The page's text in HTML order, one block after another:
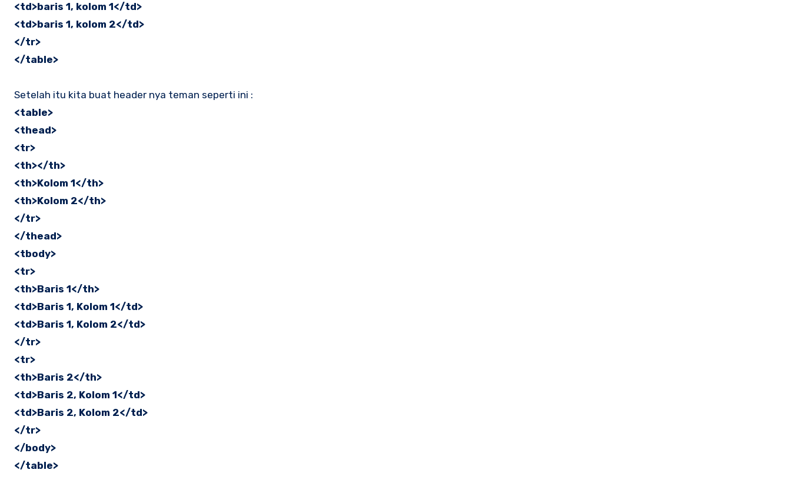
<td>baris 1, kolom 1</td>
<td>baris 1, kolom 2</td>
</tr>
</table>
Setelah itu kita buat header nya teman seperti ini :
<table>
<thead>
<tr>
<th></th>
<th>Kolom 1</th>
<th>Kolom 2</th>
</tr>
</thead>
<tbody>
<tr>
<th>Baris 1</th>
<td>Baris 1, Kolom 1</td>
<td>Baris 1, Kolom 2</td>
</tr>
<tr>
<th>Baris 2</th>
<td>Baris 2, Kolom 1</td>
<td>Baris 2, Kolom 2</td>
</tr>
</body>
</table>